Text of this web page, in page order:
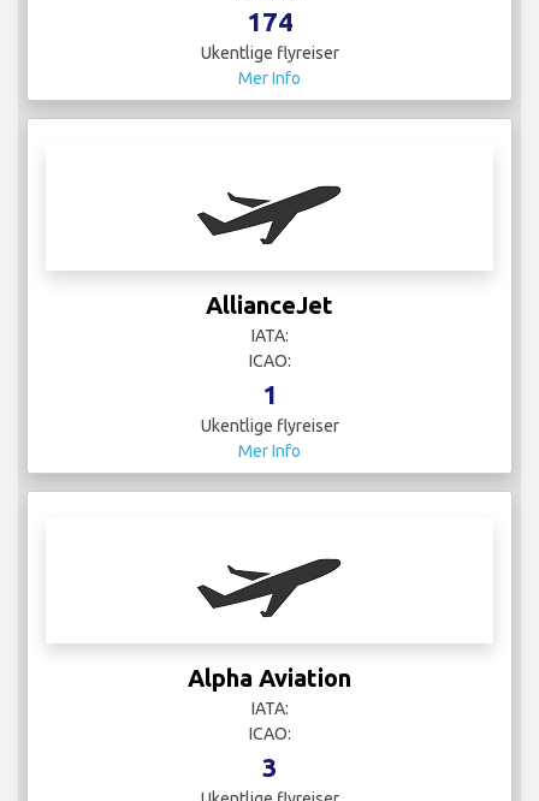
174
Ukentlige flyreiser
Mer Info
AllianceJet
IATA:
ICAO:
1
Ukentlige flyreiser
Mer Info
Alpha Aviation
IATA:
ICAO:
3